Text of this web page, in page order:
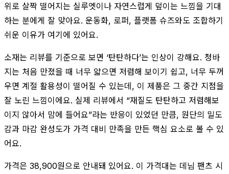
위로 살짝 떨어지는 실루엣이나 자연스럽게 덮이는 느낌을 기대
하는 분에게 잘 맞아요. 운동화, 로퍼, 플랫폼 슈즈와도 조합하기
쉬운 이유가 여기에 있어요.
소재는 리뷰를 기준으로 보면 ‘탄탄하다’는 인상이 강해요. 청바
지는 처음 만졌을 때 너무 얇으면 저렴해 보이기 쉽고, 너무 두꺼
우면 계절 활용성이 떨어질 수 있는데, 이 제품은 그 중간 지점을
잘 노린 느낌이에요. 실제 리뷰에서 “재질도 탄탄하고 저렴해보
이지 않아서 맘에 들어요”라는 반응이 있었던 만큼, 원단의 밀도
감과 마감 완성도가 가격 대비 만족을 만든 핵심 요소로 볼 수 있
어요.
가격은 38,900원으로 안내돼 있어요. 이 가격대는 데님 팬츠 시